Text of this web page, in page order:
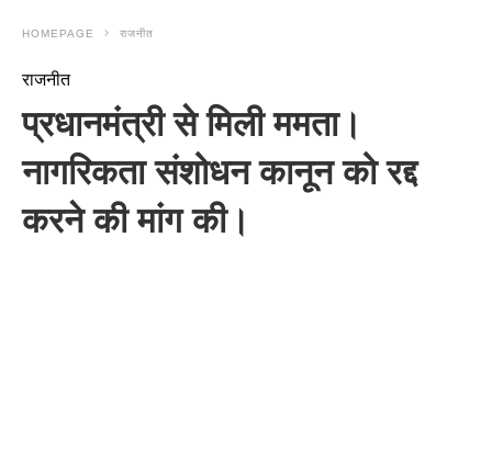
HOMEPAGE राजनीत
राजनीत
प्रधानमंत्री से मिली ममता।
नागरिकता संशोधन कानून को रद्द
करने की मांग की।